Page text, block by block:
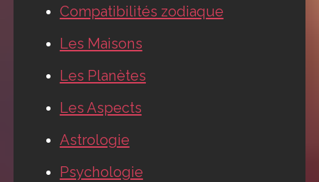
Compatibilités zodiaque
Les Maisons
Les Planètes
Les Aspects
Astrologie
Psychologie